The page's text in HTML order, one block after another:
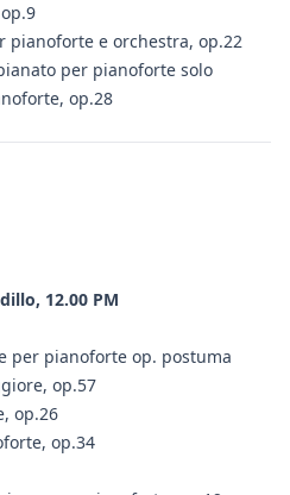
pianoforte e orchestra, op.22
per pianoforte solo
op.28
12.00 PM
per pianoforte op. postuma
op.57
op.26
op.34